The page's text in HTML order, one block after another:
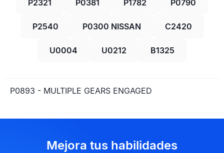
P2321 P0381 P1782 P0790
P2540 P0300 NISSAN C2420
U0004 U0212 B1325
P0893 - MULTIPLE GEARS ENGAGED
Mejora tus habilidades